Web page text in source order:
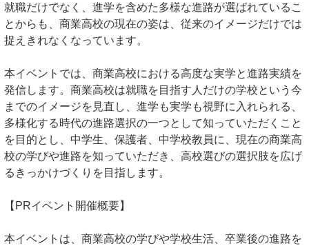
就職だけでなく、進学を含めた多様な進路が選ばれているこ
とからも、商業高校の現在の姿は、従来のイメージだけでは
捉えきれなくなっています。
本イベントでは、商業高校における高度な実学と進路実績を
発信します。商業高校は就職を目指す人だけの学校という今
までのイメージを見直し、進学も実学も視野に入れられる、
多様化する時代の進路選択の一つとして知っていただくこと
を目的とし、中学生、保護者、中学校教員に、現在の商業高
校の学びや進路を知っていただき、高校選びの選択肢を広げ
るきっかけづくりを目指します。
【PRイベント開催概要】
本イベントは、商業高校の学びや学校生活、卒業後の進路を